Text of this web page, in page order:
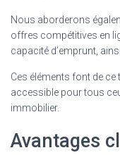
Nous aborderons
offres compétitives en
capacité d’emprunt,
Ces éléments font de ce
accessible pour tous
immobilier.
Avantages